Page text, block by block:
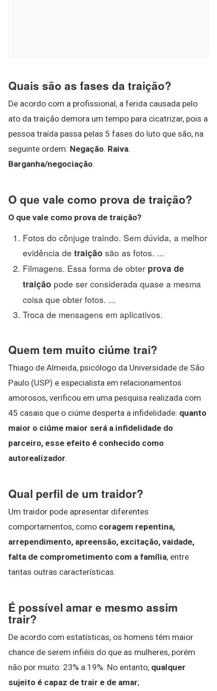
Quais são as fases da traição?
De acordo com a profissional, a ferida causada pelo
ato da traição demora um tempo para cicatrizar, pois a
pessoa traída passa pelas 5 fases do luto que são, na
seguinte ordem: Negação. Raiva.
Barganha/negociação.
O que vale como prova de traição?
O que vale como prova de traição?
Fotos do cônjuge traindo. Sem dúvida, a melhor
evidência de traição são as fotos. ...
Filmagens. Essa forma de obter prova de
traição pode ser considerada quase a mesma
coisa que obter fotos. ...
Troca de mensagens em aplicativos.
Quem tem muito ciúme trai?
Thiago de Almeida, psicólogo da Universidade de São
Paulo (USP) e especialista em relacionamentos
amorosos, verificou em uma pesquisa realizada com
45 casais que o ciúme desperta a infidelidade: quanto
maior o ciúme maior será a infidelidade do
parceiro, esse efeito é conhecido como
autorealizador.
Qual perfil de um traidor?
Um traidor pode apresentar diferentes
comportamentos, como coragem repentina,
arrependimento, apreensão, excitação, vaidade,
falta de comprometimento com a família, entre
tantas outras características.
É possível amar e mesmo assim
trair?
De acordo com estatísticas, os homens têm maior
chance de serem infiéis do que as mulheres, porém
não por muito: 23% a 19%. No entanto, qualquer
sujeito é capaz de trair e de amar;